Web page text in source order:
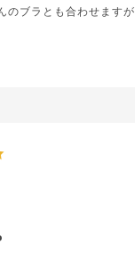
のブラとも合わせます